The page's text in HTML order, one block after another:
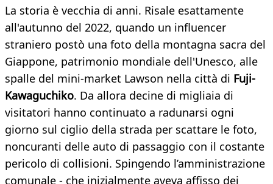
La storia è vecchia di anni. Risale esattamente
all'autunno del 2022, quando un influencer
straniero postò una foto della montagna sacra del
Giappone, patrimonio mondiale dell'Unesco, alle
spalle del mini-market Lawson nella città di Fuji-
Kawaguchiko. Da allora decine di migliaia di
visitatori hanno continuato a radunarsi ogni
giorno sul ciglio della strada per scattare le foto,
noncuranti delle auto di passaggio con il costante
pericolo di collisioni. Spingendo l’amministrazione
comunale - che inizialmente aveva affisso dei